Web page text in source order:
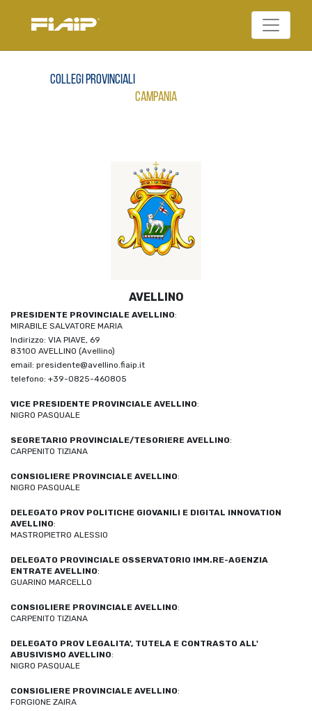
Federazione Italiana
Collegi provinciali
Campania
AVELLINO
PRESIDENTE PROVINCIALE AVELLINO:
MIRABILE SALVATORE MARIA
Indirizzo: VIA PIAVE, 69
83100 AVELLINO (Avellino)
email: presidente@avellino.fiaip.it
telefono: +39-0825-460805
VICE PRESIDENTE PROVINCIALE AVELLINO:
NIGRO PASQUALE
SEGRETARIO PROVINCIALE/TESORIERE AVELLINO:
CARPENITO TIZIANA
CONSIGLIERE PROVINCIALE AVELLINO:
NIGRO PASQUALE
DELEGATO PROV POLITICHE GIOVANILI E DIGITAL INNOVATION
AVELLINO:
MASTROPIETRO ALESSIO
DELEGATO PROVINCIALE OSSERVATORIO IMM.RE-AGENZIA
ENTRATE AVELLINO:
GUARINO MARCELLO
CONSIGLIERE PROVINCIALE AVELLINO:
CARPENITO TIZIANA
DELEGATO PROV LEGALITA', TUTELA E CONTRASTO ALL'
ABUSIVISMO AVELLINO:
NIGRO PASQUALE
CONSIGLIERE PROVINCIALE AVELLINO:
FORGIONE ZAIRA